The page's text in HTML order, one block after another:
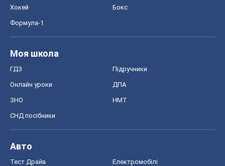
Хокей Бокс
Формула-1
Моя школа
ГДЗ Підручники
Онлайн уроки ДПА
ЗНО НМТ
СНД посібники
Авто
Тест Драйв Електромобілі